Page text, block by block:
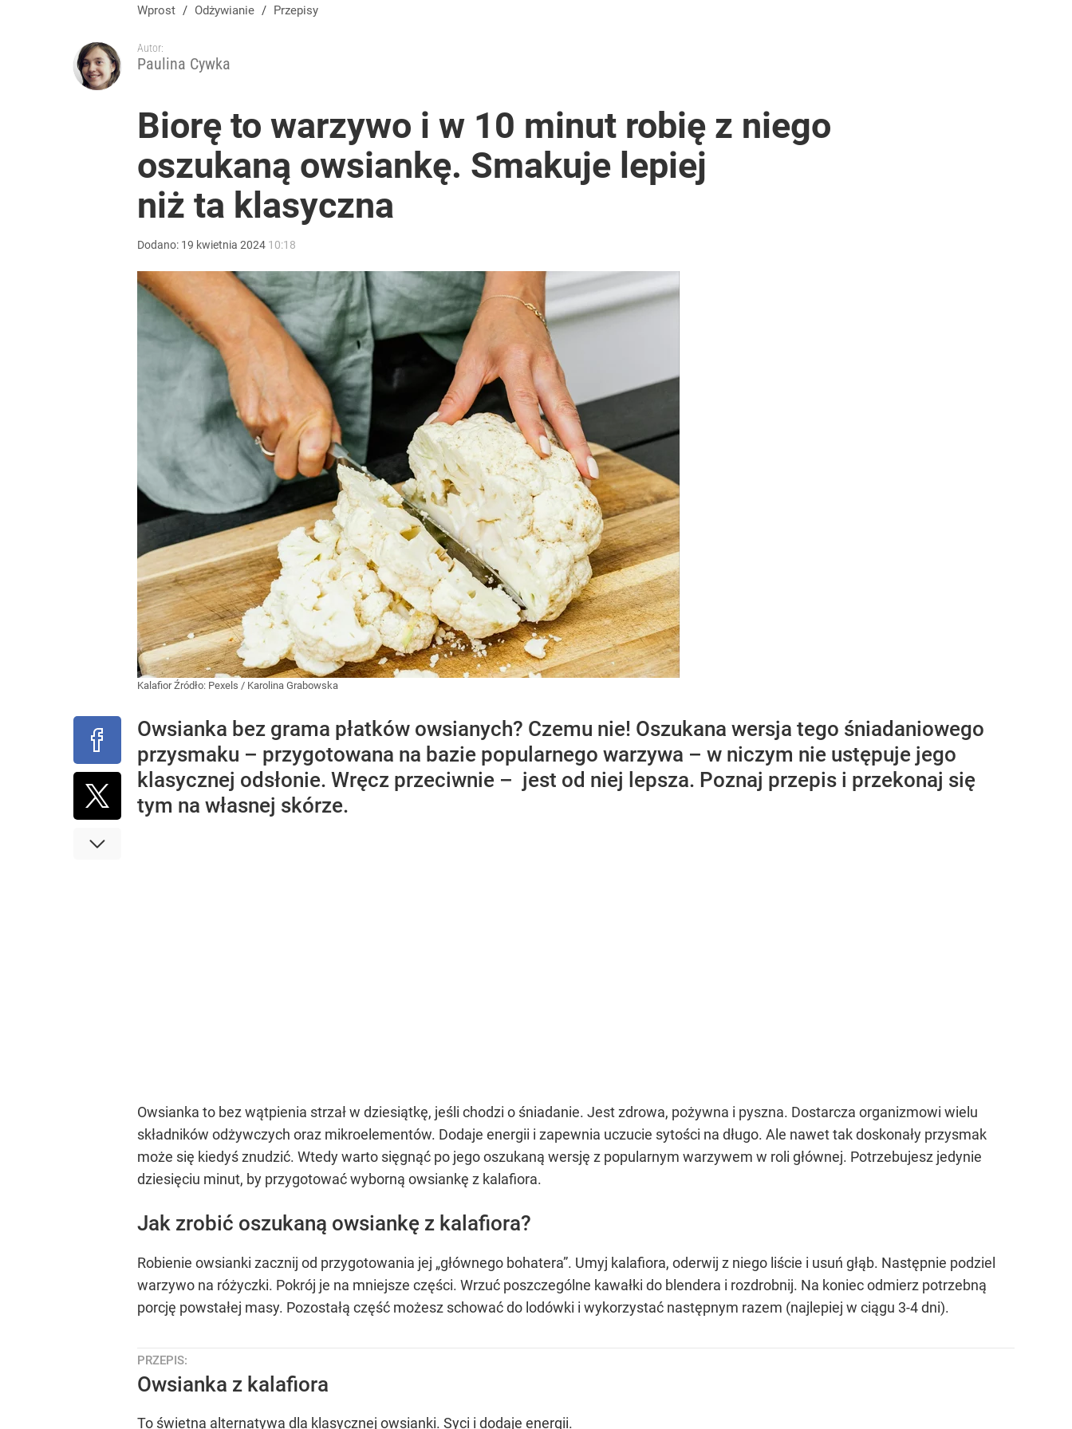
Wprost / Odżywianie / Przepisy
Autor:
Paulina Cywka
Biorę to warzywo i w 10 minut robię z niego
oszukaną owsiankę. Smakuje lepiej
niż ta klasyczna
Dodano: 19 kwietnia 2024 10:18
KalafiorŹródło: Pexels / Karolina Grabowska
Owsianka bez grama płatków owsianych? Czemu nie! Oszukana wersja tego śniadaniowego
przysmaku – przygotowana na bazie popularnego warzywa – w niczym nie ustępuje jego
klasycznej odsłonie. Wręcz przeciwnie – jest od niej lepsza. Poznaj przepis i przekonaj się
tym na własnej skórze.
Owsianka to bez wątpienia strzał w dziesiątkę, jeśli chodzi o śniadanie. Jest zdrowa, pożywna i pyszna. Dostarcza organizmowi wielu
składników odżywczych oraz mikroelementów. Dodaje energii i zapewnia uczucie sytości na długo. Ale nawet tak doskonały przysmak
może się kiedyś znudzić. Wtedy warto sięgnąć po jego oszukaną wersję z popularnym warzywem w roli głównej. Potrzebujesz jedynie
dziesięciu minut, by przygotować wyborną owsiankę z kalafiora.
Jak zrobić oszukaną owsiankę z kalafiora?
Robienie owsianki zacznij od przygotowania jej „głównego bohatera”. Umyj kalafiora, oderwij z niego liście i usuń głąb. Następnie podziel
warzywo na różyczki. Pokrój je na mniejsze części. Wrzuć poszczególne kawałki do blendera i rozdrobnij. Na koniec odmierz potrzebną
porcję powstałej masy. Pozostałą część możesz schować do lodówki i wykorzystać następnym razem (najlepiej w ciągu 3-4 dni).
PRZEPIS:
Owsianka z kalafiora
To świetna alternatywa dla klasycznej owsianki. Syci i dodaje energii.